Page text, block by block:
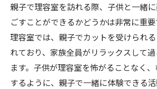
親子で理容室を訪れる際、子供と一緒
ごすことができるかどうかは非常に重
理容室では、親子でカットを受けられ
れており、家族全員がリラックスして
ます。子供が理容室を怖がることなく
するように、親子で一緒に体験できる